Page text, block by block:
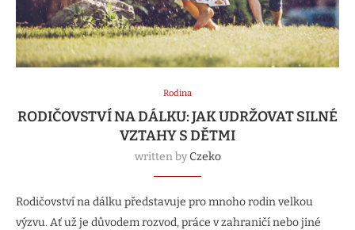
Rodina
RODIČOVSTVÍ NA DÁLKU: JAK UDRŽOVAT SILNÉ
VZTAHY S DĚTMI
written byCzeko
Rodičovství na dálku představuje pro mnoho rodin velkou
výzvu. Ať už je důvodem rozvod, práce v zahraničí nebo jiné